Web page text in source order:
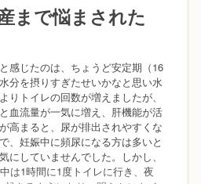
まで悩まされた
感じたのは、ちょうど安定期（16
分を摂りすぎたせいかなと思い水
りトイレの回数が増えましたが、
血流量が一気に増え、肝機能が活
高まると、尿が排出されやすくな
、妊娠中に頻尿になる方は多いと
にしていませんでした。しかし、
は1時間に1度トイレに行き、夜